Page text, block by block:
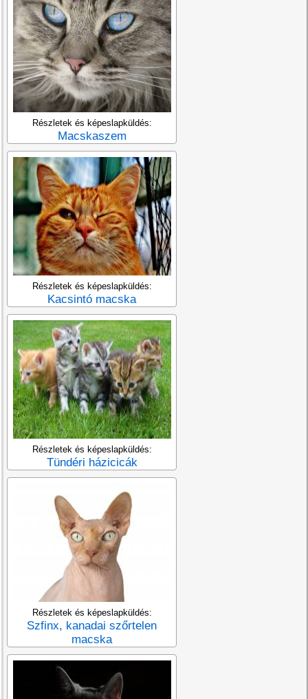
Részletek és képeslapküldés:
Macskaszem
Részletek és képeslapküldés:
Kacsintó macska
Részletek és képeslapküldés:
Tündéri házicicák
Részletek és képeslapküldés:
Szfinx, kanadai szőrtelen
macska